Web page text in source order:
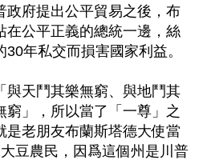
政府提出公平貿易之後，布
在公平正義的總統一邊，絲
年私交而損害國家利益。
與天鬥其樂無窮、與地鬥其
窮」，所以當了「一尊」之
是老朋友布蘭斯塔德大使當
豆農民，因爲這個州是川普